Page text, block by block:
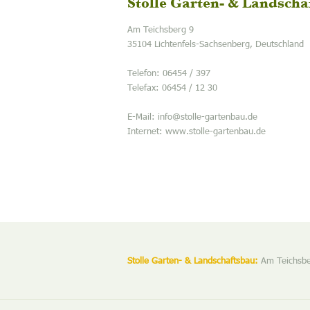
Am Teichsberg 9
35104 Lichtenfels-Sachsenberg, Deutschland
Telefon: 06454 / 397
Telefax: 06454 / 12 30
E-Mail: info@stolle-gartenbau.de
Internet: www.stolle-gartenbau.de
Stolle Garten- & Landschaftsbau: Am